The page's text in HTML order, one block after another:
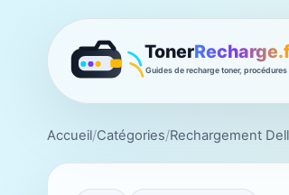
Accueil/Catégories/Rechargement Dell